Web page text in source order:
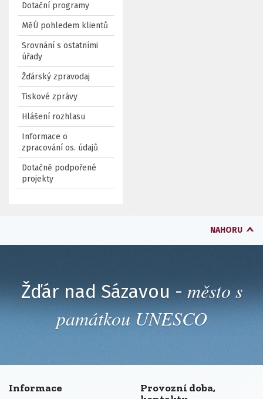
Dotační programy
MěÚ pohledem klientů
Srovnání s ostatními
úřady
Žďárský zpravodaj
Tiskové zprávy
Hlášení rozhlasu
Informace o
zpracování os. údajů
Dotačně podpořené
projekty
NAHORU
Žďár nad Sázavou - město s
památkou UNESCO
Informace
Provozní doba,